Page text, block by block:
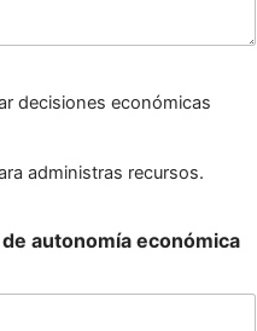
decisiones económicas
administras recursos.
autonomía económica